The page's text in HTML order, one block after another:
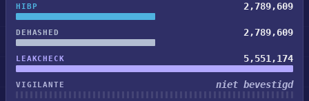
HIBP 2,789,609
DEHASHED 2,789,609
LEAKCHECK 5,551,174
VIGILANTE niet bevestigd